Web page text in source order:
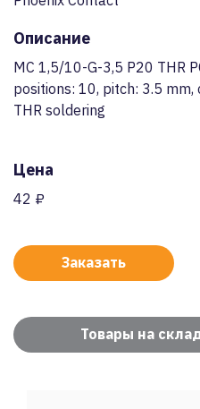
Описание
MC 1,5/10-G-3,5 P20 THR
positions: 10, pitch: 3.5
THR soldering
Цена
42 ₽
Заказать
Товары на